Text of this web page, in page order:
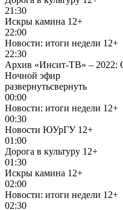
21:30
Искры камина 12+
22:00
Новости: итоги недели 12+
22:30
Архив «Инсит-ТВ» – 2022:
Ночной эфир
развернутьсвернуть
00:00
Новости: итоги недели 12+
00:30
Новости ЮУрГУ 12+
01:00
Дорога в культуру 12+
01:30
Искры камина 12+
02:00
Новости: итоги недели 12+
02:30